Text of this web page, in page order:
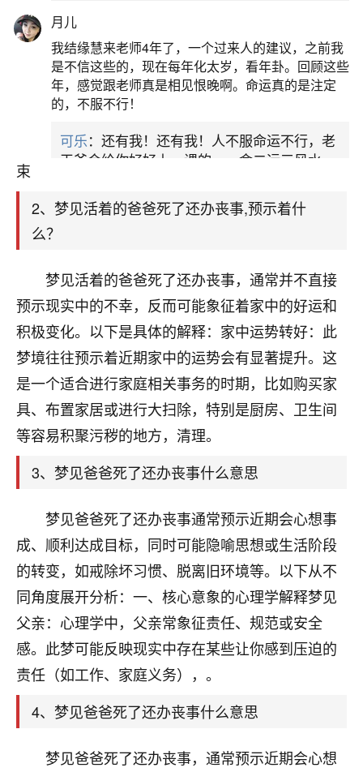
利，可能心想事成，同时暗示戒除不良习惯或脱离
旧环境，也可能反映内心对责任、安全感的深层需
求。以下从不同角度展开分析：一、核心意象的象
征意义梦见父亲：心理学角度认为，父亲在梦中常
代表权威、责任或内心渴望的依靠。若梦中感到压
抑，可能反映现实中被某些责任（如工作、家庭）
束
2、梦见活着的爸爸死了还办丧事,预示着什
么？
梦见活着的爸爸死了还办丧事，通常并不直接
预示现实中的不幸，反而可能象征着家中的好运和
积极变化。以下是具体的解释：家中运势转好：此
梦境往往预示着近期家中的运势会有显著提升。这
是一个适合进行家庭相关事务的时期，比如购买家
具、布置家居或进行大扫除，特别是厨房、卫生间
等容易积聚污秽的地方，清理。
3、梦见爸爸死了还办丧事什么意思
梦见爸爸死了还办丧事通常预示近期会心想事
成、顺利达成目标，同时可能隐喻思想或生活阶段
的转变，如戒除坏习惯、脱离旧环境等。以下从不
同角度展开分析：一、核心意象的心理学解释梦见
父亲：心理学中，父亲常象征责任、规范或安全
感。此梦可能反映现实中存在某些让你感到压迫的
责任（如工作、家庭义务），。
4、梦见爸爸死了还办丧事什么意思
梦见爸爸死了还办丧事，通常预示近期会心想
月儿
我结缘慧来老师4年了，一个过来人的建议，之前我
是不信这些的，现在每年化太岁，看年卦。回顾这些
年，感觉跟老师真是相见恨晚啊。命运真的是注定
的，不服不行！
可乐：还有我！还有我！人不服命运不行，老
天爷会给你好好上一课的。一命二运三风水，
平安是福：我也是每年找老师化太岁，看年
卦，认识老师3年了，都是缘分啊！
心若莲花
我是做餐饮的，这两年，生意屡屡受挫，店开一家关
一家，要么生意不好，生意好的就出事。前些年攒的
家底快败光了，真是倒霉！我也想找人看看到底怎么
回事？
鹿森：你可以找老师看看，人有时不服命不行
啊！
太阳当空赵：我也做餐饮的，生意不算大，但
是我从找店开始都是找慧来老师跟进的，选
址、风水、还有开业日子，哪哪都看了，虽然
刚找老师做了补财库，希望财运更好一点！
2小时前 来自海南
梦醒时分
我女儿高二叛逆，大半年不上学，一说她就要死要活
的，把我们两口子愁的不行，朋友给我推荐的慧来老
师，一开始我是病急乱投医，这半年来，法事一个个
做完，我女儿跟变了个人一样，不期望她能考多好的
康康的我就很知足了！
鹿森：可怜天下父母心啊！